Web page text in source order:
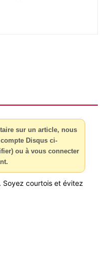
sur un article, nous
Disqus ci-
ou à vous connecter
Soyez courtois et évitez